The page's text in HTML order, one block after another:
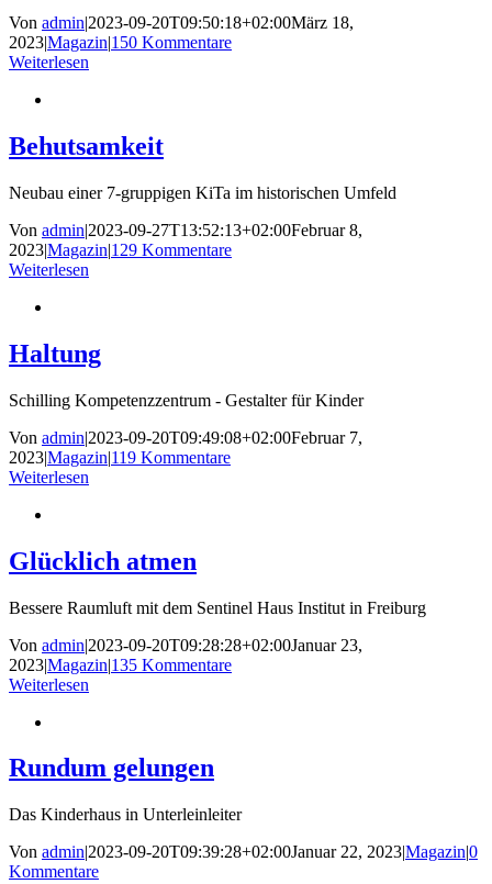
Von admin|2023-09-20T09:50:18+02:00März 18,
2023|Magazin|150 Kommentare
Weiterlesen
Behutsamkeit
Neubau einer 7-gruppigen KiTa im historischen Umfeld
Von admin|2023-09-27T13:52:13+02:00Februar 8,
2023|Magazin|129 Kommentare
Weiterlesen
Haltung
Schilling Kompetenzzentrum - Gestalter für Kinder
Von admin|2023-09-20T09:49:08+02:00Februar 7,
2023|Magazin|119 Kommentare
Weiterlesen
Glücklich atmen
Bessere Raumluft mit dem Sentinel Haus Institut in Freiburg
Von admin|2023-09-20T09:28:28+02:00Januar 23,
2023|Magazin|135 Kommentare
Weiterlesen
Rundum gelungen
Das Kinderhaus in Unterleinleiter
Von admin|2023-09-20T09:39:28+02:00Januar 22, 2023|Magazin|0
Kommentare